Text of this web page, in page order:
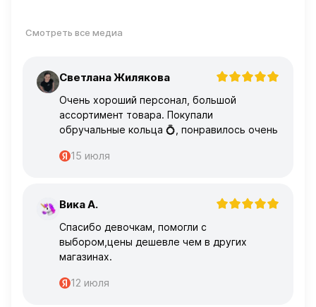
Смотреть все медиа
С Светлана Жилякова
Очень хороший персонал, большой
ассортимент товара. Покупали
обручальные кольца 💍, понравилось очень
15 июля
В Вика А.
Спасибо девочкам, помогли с
выбором,цены дешевле чем в других
магазинах.
12 июля